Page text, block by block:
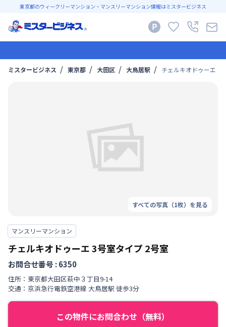
東京都のウィークリーマンション・マンスリーマンション情報はミスタービジネス
ミスタービジネス 東京都 大田区 大鳥居駅 チェルキオドゥーエ 3
すべての写真（1枚）を見る
マンスリーマンション
チェルキオドゥーエ 3号室タイプ 2号室
お問合せ番号 :6350
住所： 東京都大田区萩中３丁目9-14
交通： 京浜急行電鉄空港線 大鳥居駅 徒歩3分
この物件にお問合わせ（無料）